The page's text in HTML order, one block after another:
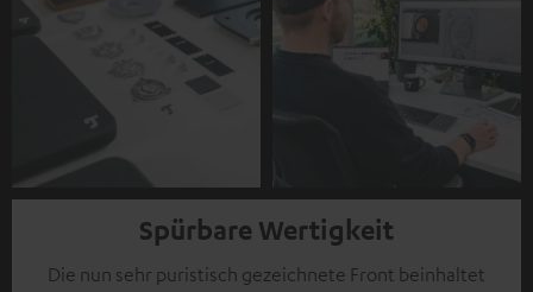
Spürbare Wertigkeit
Die nun sehr puristisch gezeichnete Front beinhaltet